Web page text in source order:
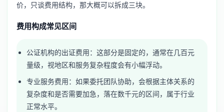
价，只谈费用结构，那大概可以拆成三块。
费用构成常见区间
公证机构的出证费用：这部分是固定的，通常在几百元
量级，视地区和服务复杂程度会有小幅浮动。
专业服务费用：如果委托团队协助，会根据主体关系的
复杂度和是否需要加急，落在数千元的区间，属于行业
正常水平。